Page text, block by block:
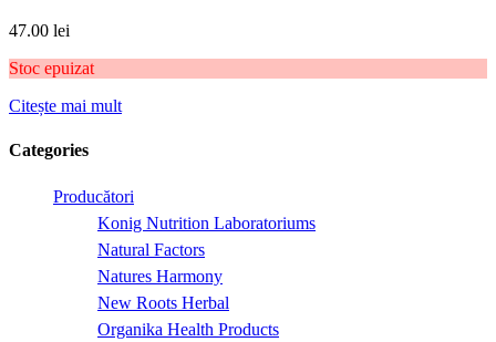
47.00 lei
Stoc epuizat
Citește mai mult
Categories
Producători
Konig Nutrition Laboratoriums
Natural Factors
Natures Harmony
New Roots Herbal
Organika Health Products